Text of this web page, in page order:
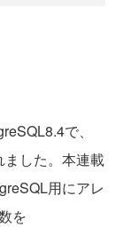
で、
した。本連載
用にアレ
を